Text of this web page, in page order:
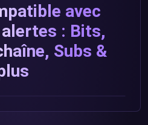
avec
: Bits,
Subs &